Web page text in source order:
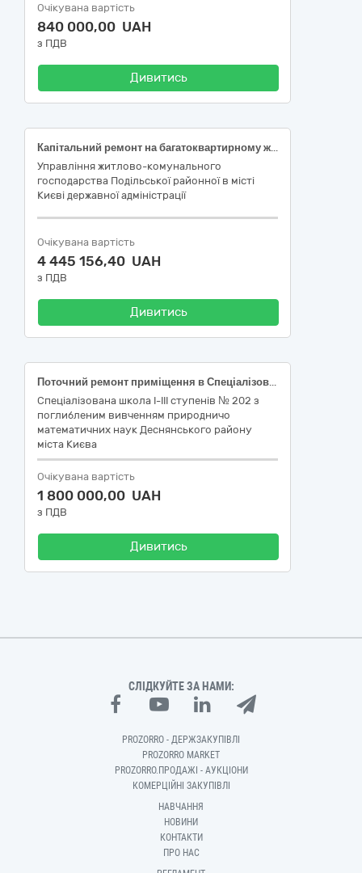
Очікувана вартість
840 000,00 UAH
з ПДВ
Дивитись
Капітальний ремонт на багатоквартирному житловому будинку за адресою: вулиця Віктора Некрасова, 12-А, пошкодженому внаслідок військових дій російської федерації
Управління житлово-комунального
господарства Подільської районної в місті
Києві державної адміністрації
Очікувана вартість
4 445 156,40 UAH
з ПДВ
Дивитись
Поточний ремонт приміщення в Спеціалізованій школі І-ІІІ ступенів №202 з поглибленим вивченням природничо-математичних наук Деснянського району міста Києва, проспект Лісовий, 22-А
Спеціалізована школа I-III ступенів № 202 з
поглибленим вивченням природничо
математичних наук Деснянського району
міста Києва
Очікувана вартість
1 800 000,00 UAH
з ПДВ
Дивитись
СЛІДКУЙТЕ ЗА НАМИ:
PROZORRO - ДЕРЖЗАКУПІВЛІ
PROZORRO MARKET
PROZORRO.ПРОДАЖІ - АУКЦІОНИ
КОМЕРЦІЙНІ ЗАКУПІВЛІ
НАВЧАННЯ
НОВИНИ
КОНТАКТИ
ПРО НАС